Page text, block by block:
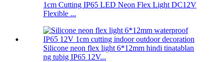
1cm Cutting IP65 LED Neon Flex Light DC12V
Flexible ...
Silicone neon flex light 6*12mm hindi tinatablan
ng tubig IP65 12V...